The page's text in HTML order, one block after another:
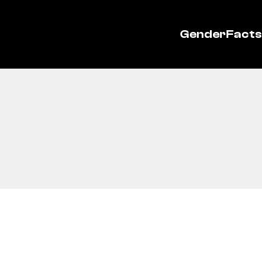
GenderFacts